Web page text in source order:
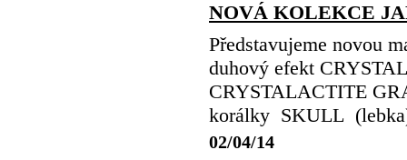
NOVÁ KOLEKCE
Představujeme novou
duhový efekt
CRYSTALACTITE
korálky SKULL
02/04/14